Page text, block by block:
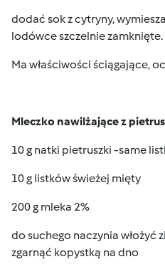
dodać sok z cytryny,
lodówce szczelnie zamknięte.
Ma właściwości ściągające,
Mleczko nawilżające z
10 g natki pietruszki -same
10 g listków świeżej mięty
200 g mleka 2%
do suchego naczynia włożyć
zgarnąć kopystką na dno